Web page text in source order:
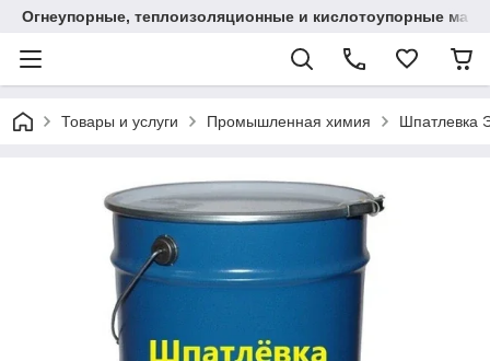
Огнеупорные, теплоизоляционные и кислотоупорные
Товары и услуги Промышленная химия Шпатлевка